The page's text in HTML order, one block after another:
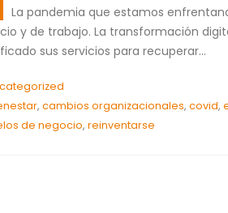
La pandemia que estamos
y de trabajo. La transformación
sus servicios para recuperar...
, cambios organizacionales, covid,
de negocio, reinventarse